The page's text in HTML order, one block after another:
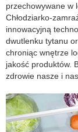
przechowywane w
Chłodziarko-
innowacyjną
dwutlenku tytanu
chroniąc wnętrze
jakość produktów.
zdrowie nasze i